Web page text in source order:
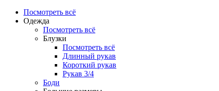
Посмотреть всё
Одежда
Посмотреть всё
Блузки
Посмотреть всё
Длинный рукав
Короткий рукав
Рукав 3/4
Боди